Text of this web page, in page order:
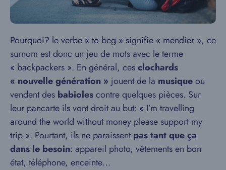
Pourquoi? le verbe « to beg » signifie « mendier », ce
surnom est donc un jeu de mots avec le terme
« backpackers ». En général, cesclochards
« nouvelle génération » jouent de la musiqueou
vendent des babiolescontre quelques pièces. Sur
leur pancarte ils vont droit au but: « I’m travelling
around the world without money please support my
trip ». Pourtant, ils ne paraissentpas tant que ça
dans le besoin: appareil photo, vêtements en bon
état, téléphone, enceinte…